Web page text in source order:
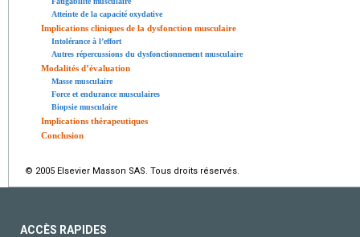
Atteinte de la capacité oxydative
Implications cliniques de la dysfonction musculaire
Intolérance à l’effort
Autres répercussions du dysfonctionnement musculaire
Modalités d’évaluation
Masse musculaire
Force et endurance musculaires
Biopsie musculaire
Implications thérapeutiques
Conclusion
© 2005 Elsevier Masson SAS. Tous droits réservés.
ACCÈS RAPIDES